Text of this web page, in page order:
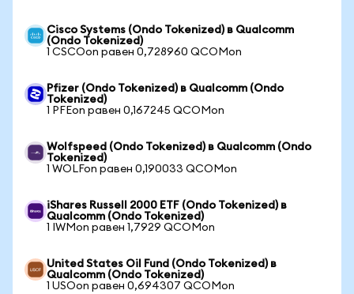
Cisco Systems (Ondo Tokenized) в Qualcomm
(Ondo Tokenized)
1 CSCOon равен 0,728960 QCOMon
Pfizer (Ondo Tokenized) в Qualcomm (Ondo
Tokenized)
1 PFEon равен 0,167245 QCOMon
Wolfspeed (Ondo Tokenized) в Qualcomm (Ondo
Tokenized)
1 WOLFon равен 0,190033 QCOMon
iShares Russell 2000 ETF (Ondo Tokenized) в
Qualcomm (Ondo Tokenized)
1 IWMon равен 1,7929 QCOMon
United States Oil Fund (Ondo Tokenized) в
Qualcomm (Ondo Tokenized)
1 USOon равен 0,694307 QCOMon